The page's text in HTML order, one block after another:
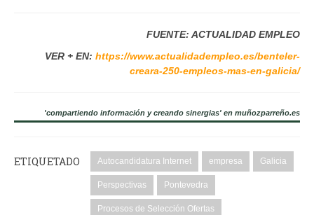
FUENTE: ACTUALIDAD EMPLEO
VER + EN: https://www.actualidadempleo.es/benteler-
creara-250-empleos-mas-en-galicia/
'compartiendo información y creando sinergias' en muñozparreño.es
ETIQUETADO Autocandidatura Internet empresa Galicia
Perspectivas Pontevedra
Procesos de Selección Ofertas